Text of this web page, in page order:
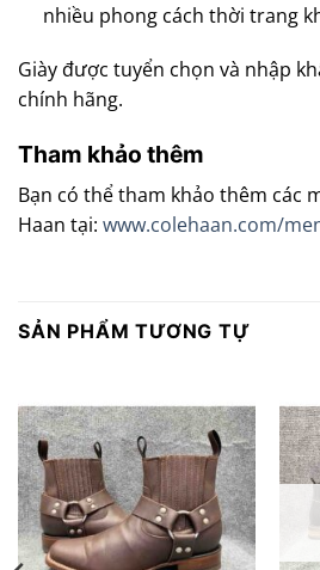
nhiều phong cách thời trang
Giày được tuyển chọn và nhập
chính hãng.
Tham khảo thêm
Bạn có thể tham khảo thêm các
Haan tại: www.colehaan.com/
SẢN PHẨM TƯƠNG TỰ